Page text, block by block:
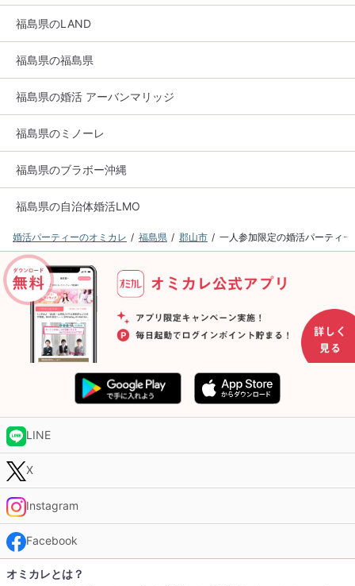
福島県のLAND
福島県の福島県
福島県の婚活 アーバンマリッジ
福島県のミノーレ
福島県のブラボー沖縄
福島県の自治体婚活LMO
婚活パーティーのオミカレ 福島県 郡山市 一人参加限定の婚活パーティー
LINE
X
Instagram
Facebook
オミカレとは？